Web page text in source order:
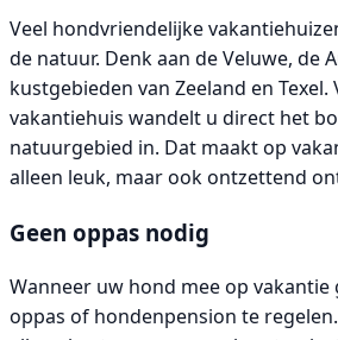
Veel hondvriendelijke
de natuur. Denk aan de Veluwe, de
kustgebieden van Zeeland en Texel.
vakantiehuis wandelt u direct het
natuurgebied in. Dat maakt op
alleen leuk, maar ook ontzettend
Geen oppas nodig
Wanneer uw hond mee op vakantie
oppas of hondenpension te